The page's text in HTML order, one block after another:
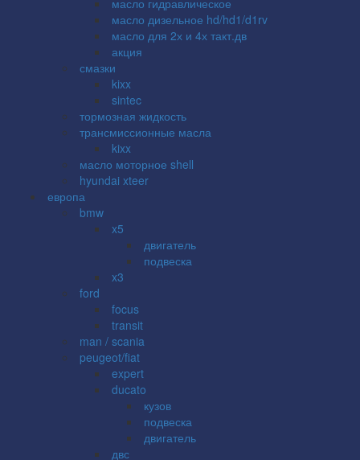
масло дизельное hd/hd1/d1rv
масло для 2х и 4х такт.дв
акция
смазки
kixx
sintec
тормозная жидкость
трансмиссионные масла
kixx
масло моторное shell
hyundai xteer
европа
bmw
x5
двигатель
подвеска
x3
ford
focus
transit
man / scania
peugeot/fiat
expert
ducato
кузов
подвеска
двигатель
двс